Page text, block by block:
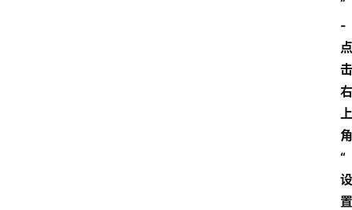
”
-
点
击
右
上
角
“
设
置